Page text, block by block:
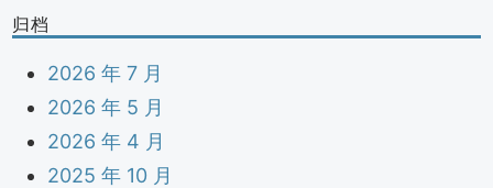
归档
2026 年 7 月
2026 年 5 月
2026 年 4 月
2025 年 10 月